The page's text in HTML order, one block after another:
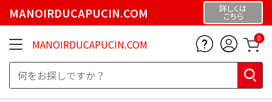
MANOIRDUCAPUCIN.COM 詳しくは
こちら
MANOIRDUCAPUCIN.COM 0